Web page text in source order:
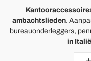
ambachtslieden.
bureauonderleggers,
in Italië